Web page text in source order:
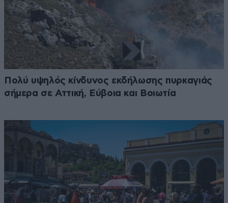
Πολύ υψηλός κίνδυνος εκδήλωσης πυρκαγιάς
σήμερα σε Αττική, Εύβοια και Βοιωτία